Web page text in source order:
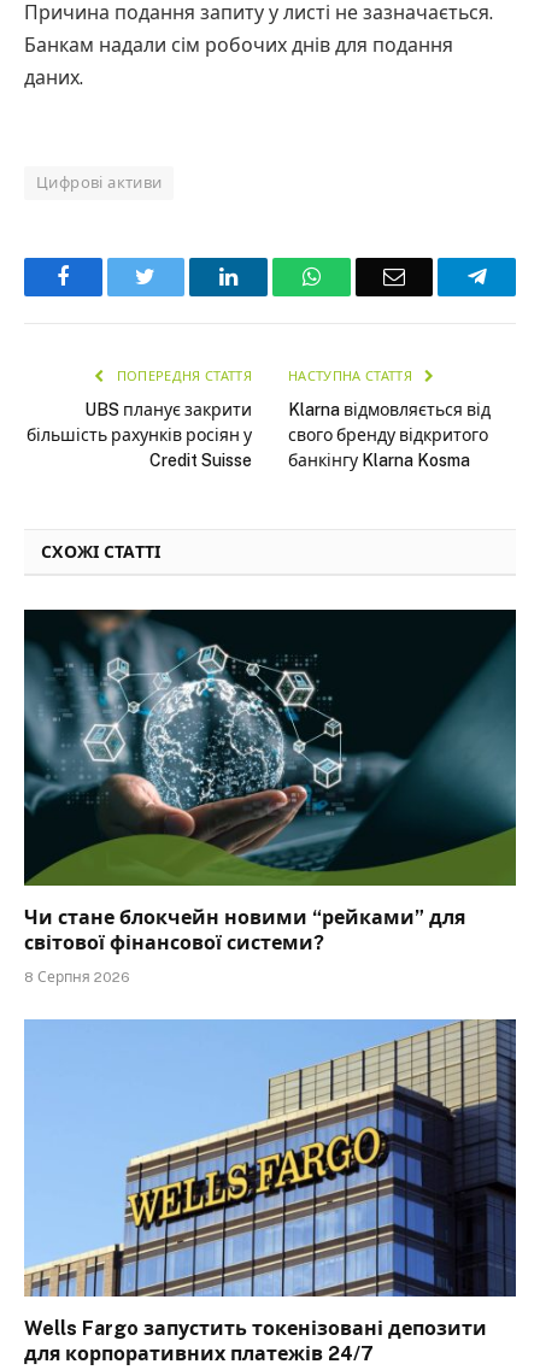
Причина подання запиту у листі не зазначається.
Банкам надали сім робочих днів для подання
даних.
Цифрові активи
Facebook LinkedInWhatsAppEmail
ПОПЕРЕДНЯ СТАТТЯ
UBS планує закрити
більшість рахунків росіян у
Credit Suisse
НАСТУПНА СТАТТЯ
Klarna відмовляється від
свого бренду відкритого
банкінгу Klarna Kosma
СХОЖІ СТАТТІ
Чи стане блокчейн новими “рейками” для
світової фінансової системи?
8 Серпня 2026
Wells Fargo запустить токенізовані депозити
для корпоративних платежів 24/7